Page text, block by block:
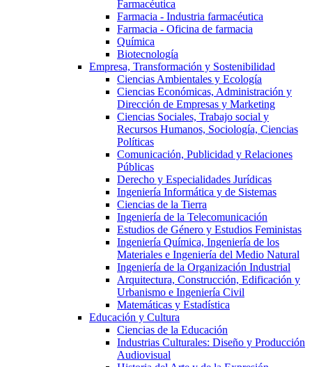
Farmacéutica
Farmacia - Industria farmacéutica
Farmacia - Oficina de farmacia
Química
Biotecnología
Empresa, Transformación y Sostenibilidad
Ciencias Ambientales y Ecología
Ciencias Económicas, Administración y
Dirección de Empresas y Marketing
Ciencias Sociales, Trabajo social y
Recursos Humanos, Sociología, Ciencias
Políticas
Comunicación, Publicidad y Relaciones
Públicas
Derecho y Especialidades Jurídicas
Ingeniería Informática y de Sistemas
Ciencias de la Tierra
Ingeniería de la Telecomunicación
Estudios de Género y Estudios Feministas
Ingeniería Química, Ingeniería de los
Materiales e Ingeniería del Medio Natural
Ingeniería de la Organización Industrial
Arquitectura, Construcción, Edificación y
Urbanismo e Ingeniería Civil
Matemáticas y Estadística
Educación y Cultura
Ciencias de la Educación
Industrias Culturales: Diseño y Producción
Audiovisual